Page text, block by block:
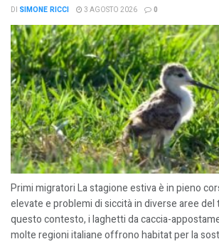
DI SIMONE RICCI 3 AGOSTO 2026 0
Primi migratori La stagione estiva è in pieno
elevate e problemi di siccità in diverse aree del
questo contesto, i laghetti da caccia-
molte regioni italiane offrono habitat per la